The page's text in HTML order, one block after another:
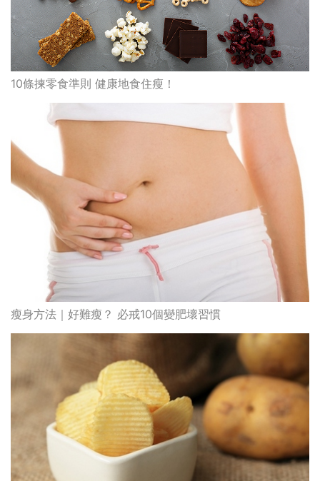
10條揀零食準則 健康地食住瘦！
瘦身方法｜好難瘦？ 必戒10個變肥壞習慣